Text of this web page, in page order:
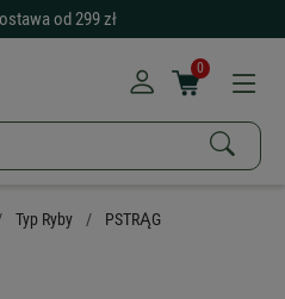
od 299 zł
0
Typ Ryby PSTRĄG